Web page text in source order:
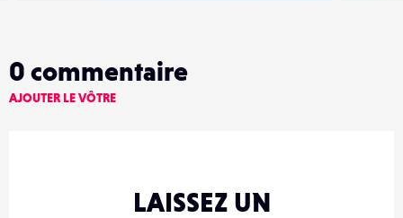
0 commentaire
AJOUTER LE VÔTRE
LAISSEZ UN